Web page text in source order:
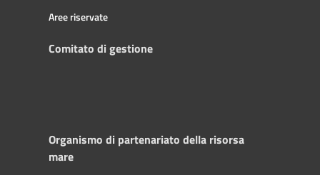
Aree riservate
Comitato di gestione
Organismo di partenariato della risorsa
mare